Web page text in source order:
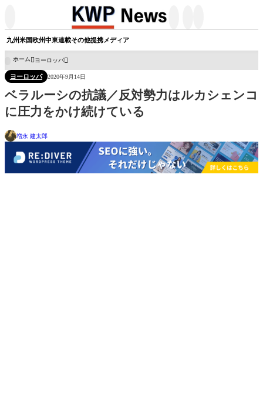
九州米国欧州中東連載その他提携メディア
ホーム ヨーロッパ
ヨーロッパ 2020年9月14日
ベラルーシの抗議／反対勢力はルカシェンコ
に圧力をかけ続けている
増永 建太郎